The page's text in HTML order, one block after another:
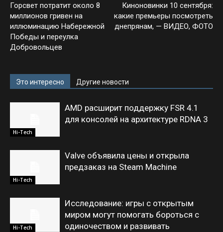
Горсвет потратит около 8
миллионов гривен на
иллюминацию Набережной
Победы и переулка
Добровольцев
Киноновинки 10 сентября:
какие премьеры посмотреть
днепрянам, — ВИДЕО, ФОТО
Это интересно Другие новости
Hi-Tech
AMD расширит поддержку FSR 4.1
для консолей на архитектуре RDNA 3
Hi-Tech
Valve объявила цены и открыла
предзаказ на Steam Machine
Hi-Tech
Исследование: игры с открытым
миром могут помогать бороться с
одиночеством и развивать